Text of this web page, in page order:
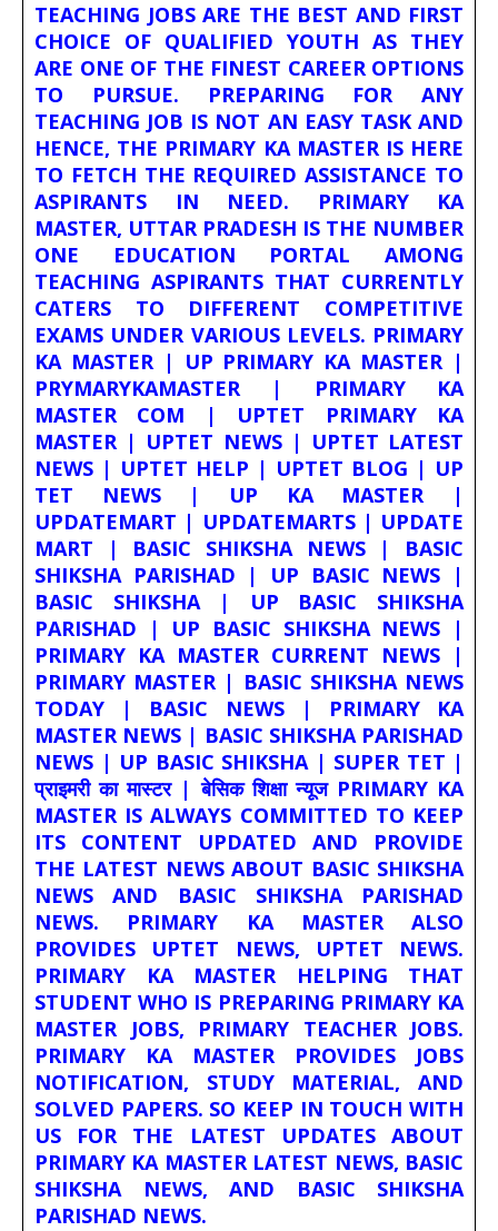
TEACHING JOBS ARE THE BEST AND FIRST
CHOICE OF QUALIFIED YOUTH AS THEY
ARE ONE OF THE FINEST CAREER OPTIONS
TO PURSUE. PREPARING FOR ANY
TEACHING JOB IS NOT AN EASY TASK AND
HENCE, THE PRIMARY KA MASTER IS HERE
TO FETCH THE REQUIRED ASSISTANCE TO
ASPIRANTS IN NEED. PRIMARY KA
MASTER, UTTAR PRADESH IS THE NUMBER
ONE EDUCATION PORTAL AMONG
TEACHING ASPIRANTS THAT CURRENTLY
CATERS TO DIFFERENT COMPETITIVE
EXAMS UNDER VARIOUS LEVELS. PRIMARY
KA MASTER | UP PRIMARY KA MASTER |
PRYMARYKAMASTER | PRIMARY KA
MASTER COM | UPTET PRIMARY KA
MASTER | UPTET NEWS | UPTET LATEST
NEWS | UPTET HELP | UPTET BLOG | UP
TET NEWS | UP KA MASTER |
UPDATEMART | UPDATEMARTS | UPDATE
MART | BASIC SHIKSHA NEWS | BASIC
SHIKSHA PARISHAD | UP BASIC NEWS |
BASIC SHIKSHA | UP BASIC SHIKSHA
PARISHAD | UP BASIC SHIKSHA NEWS |
PRIMARY KA MASTER CURRENT NEWS |
PRIMARY MASTER | BASIC SHIKSHA NEWS
TODAY | BASIC NEWS | PRIMARY KA
MASTER NEWS | BASIC SHIKSHA PARISHAD
NEWS | UP BASIC SHIKSHA | SUPER TET |
प्राइमरी का मास्टर | बेसिक शिक्षा न्यूज PRIMARY KA
MASTER IS ALWAYS COMMITTED TO KEEP
ITS CONTENT UPDATED AND PROVIDE
THE LATEST NEWS ABOUT BASIC SHIKSHA
NEWS AND BASIC SHIKSHA PARISHAD
NEWS. PRIMARY KA MASTER ALSO
PROVIDES UPTET NEWS, UPTET NEWS.
PRIMARY KA MASTER HELPING THAT
STUDENT WHO IS PREPARING PRIMARY KA
MASTER JOBS, PRIMARY TEACHER JOBS.
PRIMARY KA MASTER PROVIDES JOBS
NOTIFICATION, STUDY MATERIAL, AND
SOLVED PAPERS. SO KEEP IN TOUCH WITH
US FOR THE LATEST UPDATES ABOUT
PRIMARY KA MASTER LATEST NEWS, BASIC
SHIKSHA NEWS, AND BASIC SHIKSHA
PARISHAD NEWS.